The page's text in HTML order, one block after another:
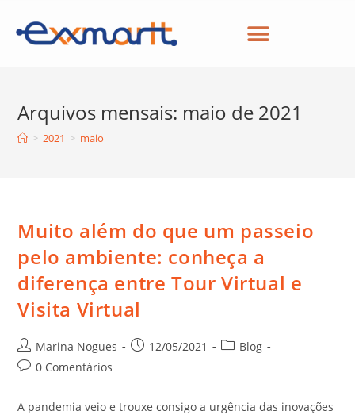
Arquivos mensais: maio de 2021
> 2021 > maio
Muito além do que um passeio
pelo ambiente: conheça a
diferença entre Tour Virtual e
Visita Virtual
Marina Nogues 12/05/2021
Blog
0 Comentários
A pandemia veio e trouxe consigo a urgência das inovações